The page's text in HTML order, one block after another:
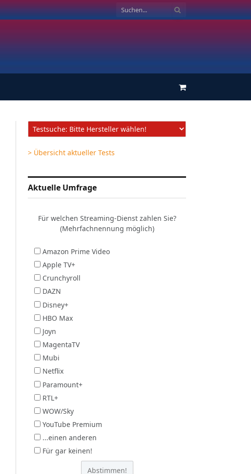
Einkaufswagen
> Übersicht aktueller Tests
Aktuelle Umfrage
Für welchen Streaming-Dienst zahlen Sie?
(Mehrfachnennung möglich)
Amazon Prime Video
Apple TV+
Crunchyroll
DAZN
Disney+
HBO Max
Joyn
MagentaTV
Mubi
Netflix
Paramount+
RTL+
WOW/Sky
YouTube Premium
...einen anderen
Für gar keinen!